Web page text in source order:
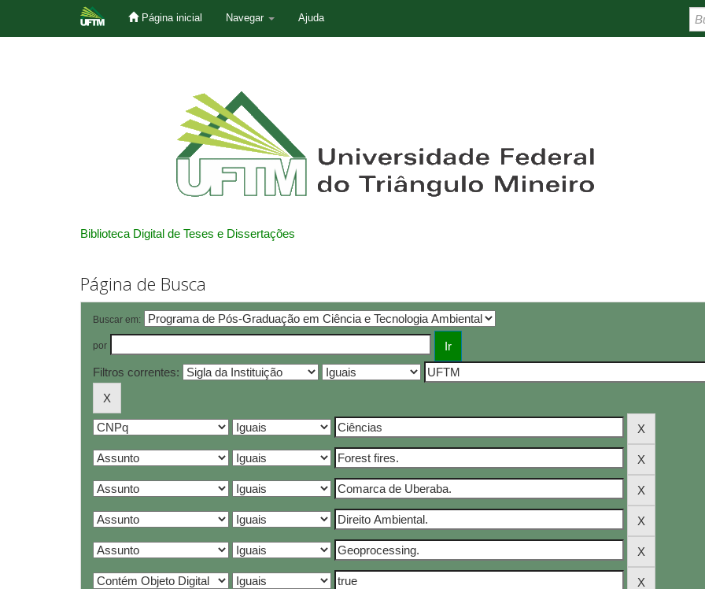
Página inicial Navegar Ajuda
Biblioteca Digital de Teses e Dissertações
Página de Busca
Buscar em:
por
Filtros correntes: